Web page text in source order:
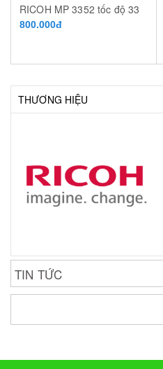
RICOH MP 3352 tốc độ 33
trang/phút
800.000đ
THƯƠNG HIỆU
TIN TỨC